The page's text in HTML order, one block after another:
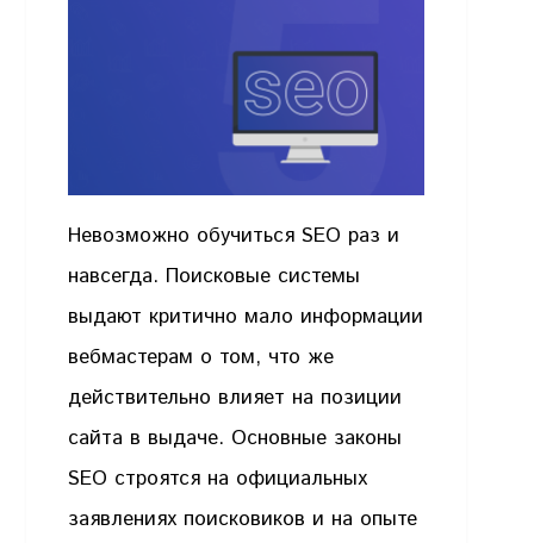
Невозможно обучиться SEO раз и
навсегда. Поисковые системы
выдают критично мало информации
вебмастерам о том, что же
действительно влияет на позиции
сайта в выдаче. Основные законы
SEO строятся на официальных
заявлениях поисковиков и на опыте